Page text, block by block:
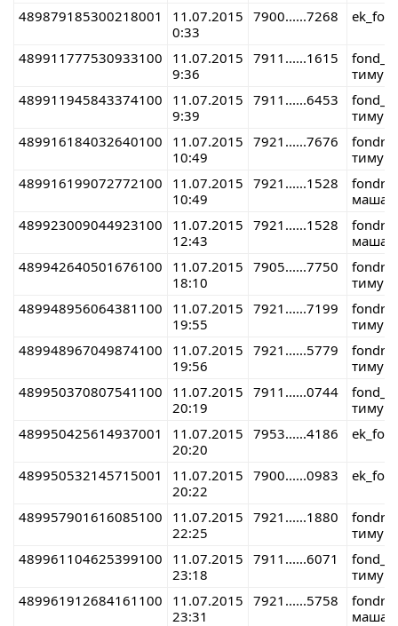
489879185300218001
11.07.2015
0:33
7900......7268
489911777530933100
11.07.2015
9:36
7911......1615
тимур
489911945843374100
11.07.2015
9:39
7911......6453
тимур
489916184032640100
11.07.2015
10:49
7921......7676
тимур
489916199072772100
11.07.2015
10:49
7921......1528
маша
489923009044923100
11.07.2015
12:43
7921......1528
маша
489942640501676100
11.07.2015
18:10
7905......7750
тимур
489948956064381100
11.07.2015
19:55
7921......7199
тимур
489948967049874100
11.07.2015
19:56
7921......5779
тимур
489950370807541100
11.07.2015
20:19
7911......0744
тимур
489950425614937001
11.07.2015
20:20
7953......4186
489950532145715001
11.07.2015
20:22
7900......0983
489957901616085100
11.07.2015
22:25
7921......1880
тимур
489961104625399100
11.07.2015
23:18
7911......6071
тимур
489961912684161100
11.07.2015
23:31
7921......5758
маша